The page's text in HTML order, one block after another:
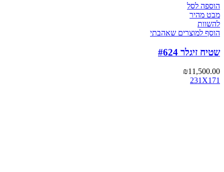
הוספה לסל
מבט מהיר
להשוות
הוסף למוצרים שאהבתי
שטיח זיגלר #624
₪11,500.00
231X171